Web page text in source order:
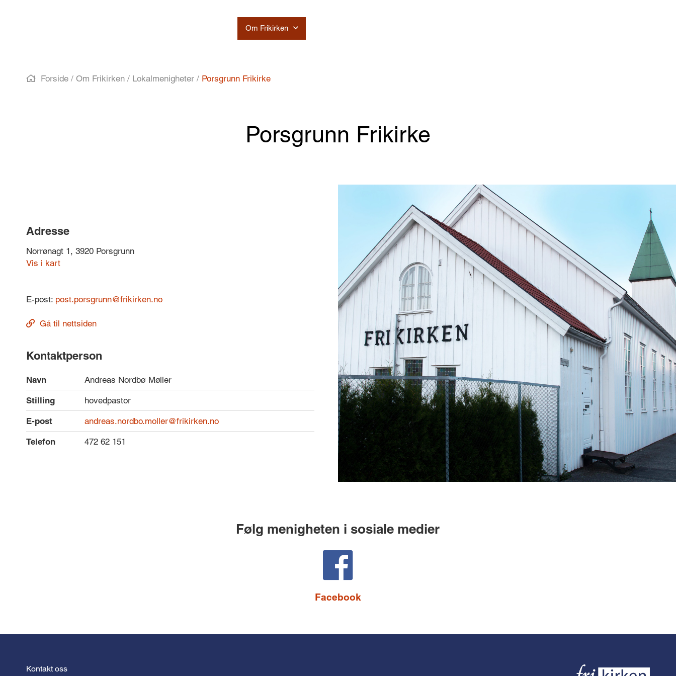
Om Frikirken
Forside / Om Frikirken / Lokalmenigheter / Porsgrunn Frikirke
Porsgrunn Frikirke
Adresse
Norrønagt 1, 3920 Porsgrunn
Vis i kart
E-post: post.porsgrunn@frikirken.no
Gå til nettsiden
Kontaktperson
Navn Andreas Nordbø Møller
Stilling hovedpastor
E-post andreas.nordbo.moller@frikirken.no
Telefon 472 62 151
Følg menigheten i sosiale medier
Facebook
Kontakt oss